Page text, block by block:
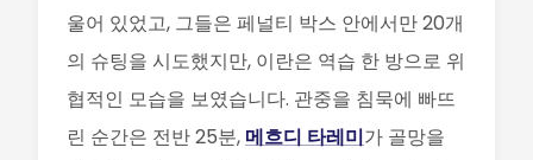
울어 있었고, 그들은 페널티 박스 안에서만 20개
의 슈팅을 시도했지만, 이란은 역습 한 방으로 위
협적인 모습을 보였습니다. 관중을 침묵에 빠뜨
린 순간은 전반 25분, 메흐디 타레미가 골망을